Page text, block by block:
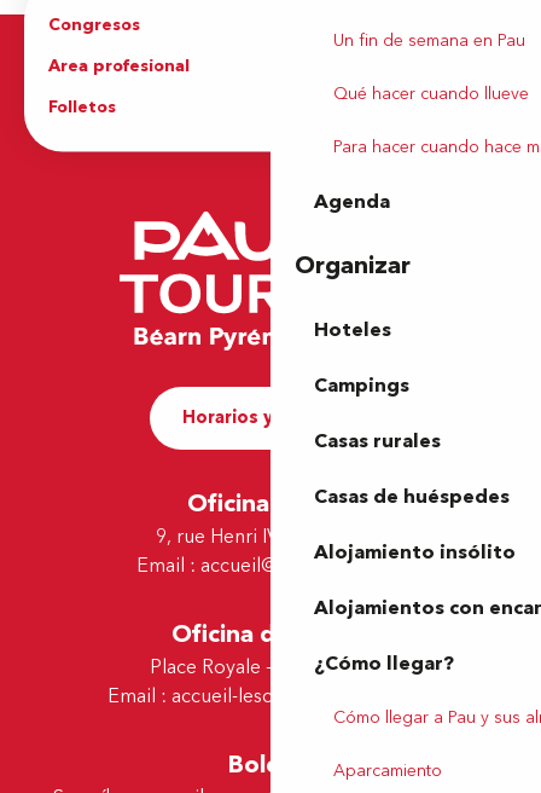
Un fin de semana en Pau
Qué hacer cuando llueve
Para hacer cuando hace
Agenda
Organizar
Hoteles
Campings
Casas rurales
Casas de huéspedes
Alojamiento insólito
Alojamientos con
¿Cómo llegar?
Cómo llegar a Pau y sus
Aparcamiento
Congresos
Area profesional
Folletos
Oficina de Turismo
Horarios y contacto
Oficina de Pau
9, rue Henri IV - 64000 Pau
Email : accueil@tourismepau.fr
Oficina de Lescar
Place Royale - 64230 Lescar
Email : accueil-lescar@tourismepau.fr
Boletín